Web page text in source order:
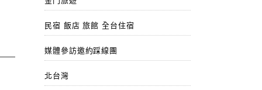
民宿 飯店 旅館 全台住宿
媒體參訪邀約踩線團
北台灣